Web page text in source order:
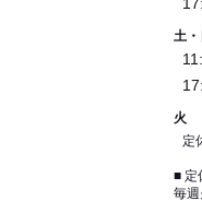
土・
火
定
■ 定
毎